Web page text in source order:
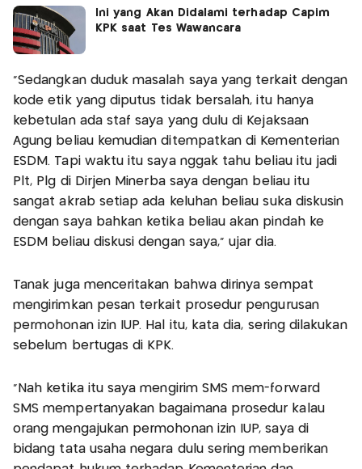
Ini yang Akan Didalami terhadap Capim
KPK saat Tes Wawancara
“Sedangkan duduk masalah saya yang terkait dengan
kode etik yang diputus tidak bersalah, itu hanya
kebetulan ada staf saya yang dulu di Kejaksaan
Agung beliau kemudian ditempatkan di Kementerian
ESDM. Tapi waktu itu saya nggak tahu beliau itu jadi
Plt, Plg di Dirjen Minerba saya dengan beliau itu
sangat akrab setiap ada keluhan beliau suka diskusin
dengan saya bahkan ketika beliau akan pindah ke
ESDM beliau diskusi dengan saya,” ujar dia.
Tanak juga menceritakan bahwa dirinya sempat
mengirimkan pesan terkait prosedur pengurusan
permohonan izin IUP. Hal itu, kata dia, sering dilakukan
sebelum bertugas di KPK.
“Nah ketika itu saya mengirim SMS mem-forward
SMS mempertanyakan bagaimana prosedur kalau
orang mengajukan permohonan izin IUP, saya di
bidang tata usaha negara dulu sering memberikan